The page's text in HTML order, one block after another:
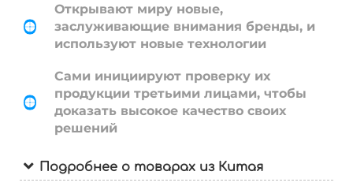
Открывают миру новые,
заслуживающие внимания бренды, и
используют новые технологии
Сами инициируют проверку их
продукции третьими лицами, чтобы
доказать высокое качество своих
решений
Подробнее о товарах из Китая